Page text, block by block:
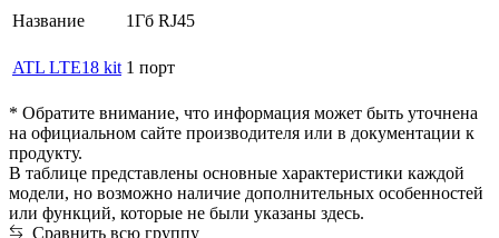
Название 1Гб RJ45
ATL LTE18 kit 1 порт
* Обратите внимание, что информация может быть уточнена
на официальном сайте производителя или в документации к
продукту.
В таблице представлены основные характеристики каждой
модели, но возможно наличие дополнительных особенностей
или функций, которые не были указаны здесь.
Сравнить всю группу